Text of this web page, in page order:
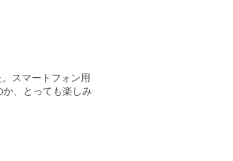
スマートフォン用
、とっても楽しみ